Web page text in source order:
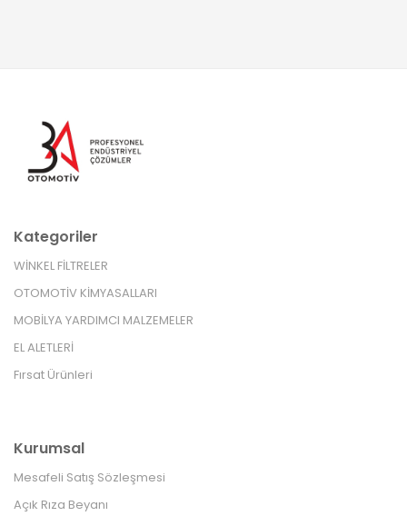
Kategoriler
WİNKEL FİLTRELER
OTOMOTİV KİMYASALLARI
MOBİLYA YARDIMCI MALZEMELER
EL ALETLERİ
Fırsat Ürünleri
Kurumsal
Mesafeli Satış Sözleşmesi
Açık Rıza Beyanı